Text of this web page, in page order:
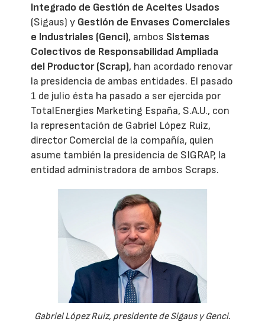
Integrado de Gestión de Aceites Usados
(Sigaus) y Gestión de Envases Comerciales
e Industriales (Genci), ambos Sistemas
Colectivos de Responsabilidad Ampliada
del Productor (Scrap), han acordado renovar
la presidencia de ambas entidades. El pasado
1 de julio ésta ha pasado a ser ejercida por
TotalEnergies Marketing España, S.A.U., con
la representación de Gabriel López Ruiz,
director Comercial de la compañía, quien
asume también la presidencia de SIGRAP, la
entidad administradora de ambos Scraps.
Gabriel López Ruiz, presidente de Sigaus y Genci.